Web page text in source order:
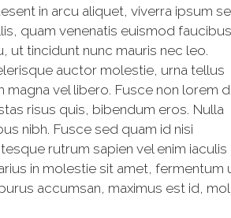
in arcu aliquet, viverra ipsum
quam venenatis euismod
ut tincidunt nunc mauris nec leo.
auctor molestie, urna tellus
magna vel libero. Fusce non lorem
risus quis, bibendum eros. Nulla
nibh. Fusce sed quam id nisi
rutrum sapien vel enim iaculis
in molestie sit amet, fermentum
accumsan, maximus est id,